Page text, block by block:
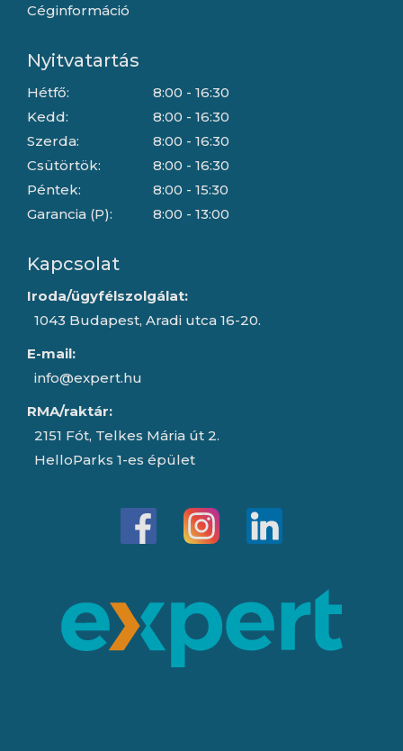
Céginformáció
Nyitvatartás
Hétfő:
Kedd:
Szerda:
Csütörtök:
Péntek:
Garancia (P):
8:00 - 16:30
8:00 - 16:30
8:00 - 16:30
8:00 - 16:30
8:00 - 15:30
8:00 - 13:00
Kapcsolat
Iroda/ügyfélszolgálat:
1043 Budapest, Aradi utca 16-20.
E-mail:
info@expert.hu
RMA/raktár:
2151 Fót, Telkes Mária út 2.
HelloParks 1-es épület